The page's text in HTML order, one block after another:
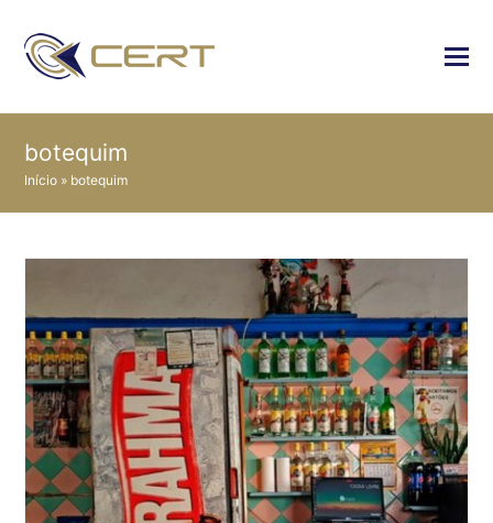
botequim
Início » botequim